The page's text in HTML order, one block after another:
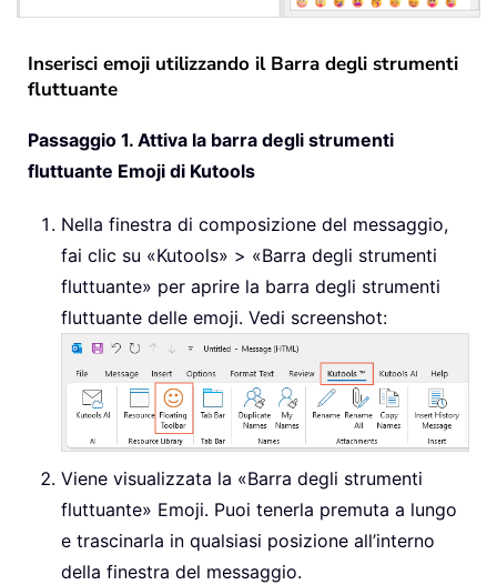
Inserisci emoji utilizzando il Barra degli strumenti
fluttuante
Passaggio 1. Attiva la barra degli strumenti
fluttuante Emoji di Kutools
Nella finestra di composizione del messaggio,
fai clic su «Kutools» > «Barra degli strumenti
fluttuante» per aprire la barra degli strumenti
fluttuante delle emoji. Vedi screenshot:
Viene visualizzata la «Barra degli strumenti
fluttuante» Emoji. Puoi tenerla premuta a lungo
e trascinarla in qualsiasi posizione all’interno
della finestra del messaggio.